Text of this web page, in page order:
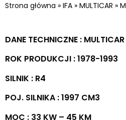
Strona główna » IFA » MULTICAR »
DANE TECHNICZNE :
ROK PRODUKCJI : 1978-1993
SILNIK : R4
POJ. SILNIKA : 1997 CM3
MOC : 33 KW – 45 KM